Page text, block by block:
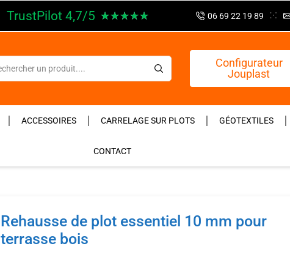
TrustPilot 4,7/5 ★★★★★ 06 69 22 19 89
Configurateur
Jouplast
ACCESSOIRES CARRELAGE SUR PLOTS GÉOTEXTILES
CONTACT
Rehausse de plot essentiel 10 mm pour
terrasse bois